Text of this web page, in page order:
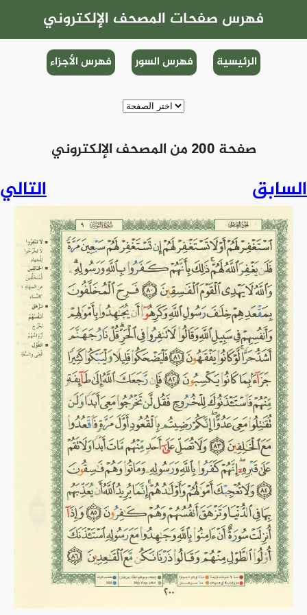
فهرس صفحات المصحف الإلكتروني
فهرس الأجزاء فهرس السور الرئيسية
صفحة 200 من المصحف الإلكتروني
التالي السابق